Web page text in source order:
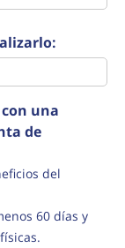
una
de
60 días y